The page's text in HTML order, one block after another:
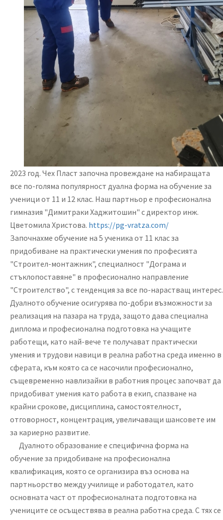
2023 год. Чех Пласт започна провеждане на набиращата
все по-голяма популярност дуална форма на обучение за
ученици от 11 и 12 клас. Наш партньор е професионална
гимназия "Димитраки Хаджитошин" с директор инж.
Цветомила Христова. https://pg-vratza.com/
Започнахме обучение на 5 ученика от 11 клас за
придобиване на практически умения по професията
"Строител-монтажник", специалност "Дограма и
стъклопоставяне" в професионално направление
"Строителство", с тенденция за все по-нарастващ интерес.
Дуалното обучение осигурява по-добри възможности за
реализация на пазара на труда, защото дава специална
диплома и професионална подготовка на учащите
работещи, като най-вече те получават практически
умения и трудови навици в реална работна среда именно в
сферата, към която са се насочили професионално,
същевременно навлизайки в работния процес започват да
придобиват умения като работа в екип, спазване на
крайни срокове, дисциплина, самостоятелност,
отговорност, концентрация, увеличаващи шансовете им
за кариерно развитие.
Дуалното образование е специфична форма на
обучение за придобиване на професионална
квалификация, която се организира въз основа на
партньорство между училище и работодател, като
основната част от професионалната подготовка на
учениците се осъществява в реална работна среда. С тях се